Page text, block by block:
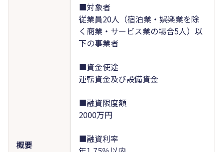
概要
■対象者
従業員20人（宿泊業・娯楽業を除
く商業・サービス業の場合5人）以
下の事業者
■資金使途
運転資金及び設備資金
■融資限度額
2000万円
■融資利率